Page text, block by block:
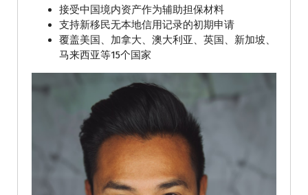
接受中国境内资产作为辅助担保材料
支持新移民无本地信用记录的初期申请
覆盖美国、加拿大、澳大利亚、英国、新加坡、
马来西亚等15个国家